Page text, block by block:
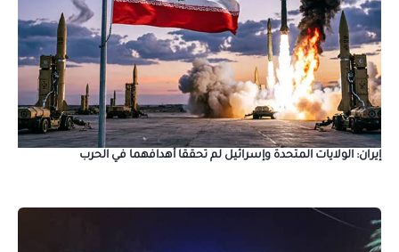
إيران: الولايات المتحدة وإسرائيل لم تحققا أهدافهما في الحرب